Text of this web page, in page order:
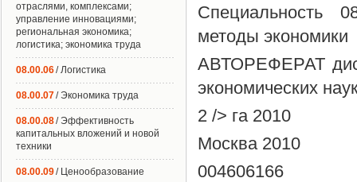
Специальность
методы экономики
АВТОРЕФЕРАТ
экономических
2 /> га 2010
Москва 2010
004606166
отраслями, комплексами;
управление инновациями;
региональная экономика;
логистика; экономика труда
08.00.06/ Логистика
08.00.07/ Экономика труда
08.00.08/ Эффективность
капитальных вложений и новой
техники
08.00.09/ Ценообразование